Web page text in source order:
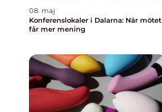
08. maj
Konferenslokaler i Dalarna: När mötet
får mer mening